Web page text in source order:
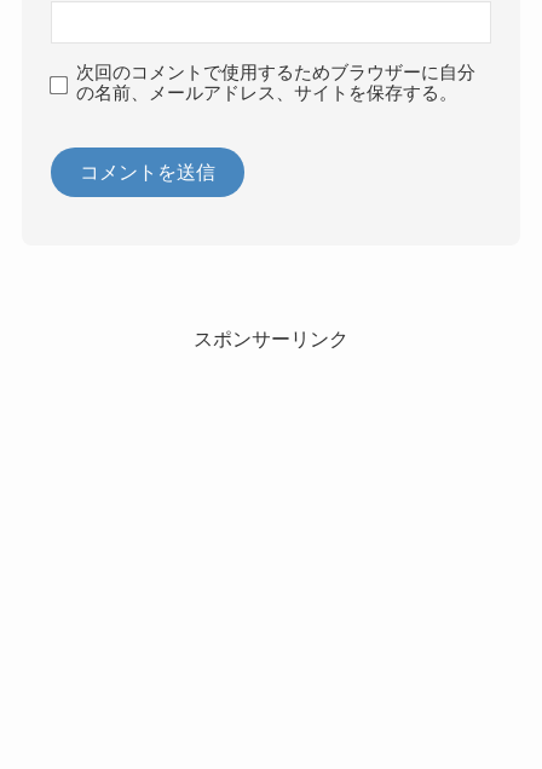
次回のコメントで使用するためブラウザーに自分
の名前、メールアドレス、サイトを保存する。
スポンサーリンク